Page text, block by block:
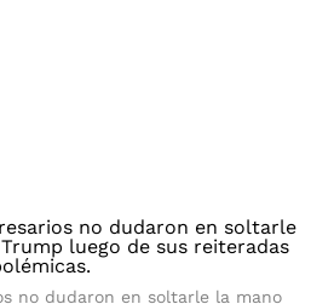
no dudaron en soltarle la mano